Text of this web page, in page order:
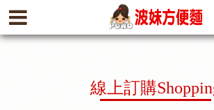
線上訂購